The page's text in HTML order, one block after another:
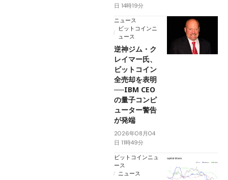
日 14時19分
ニュース
ビットコインニ
ュース
逆神ジム・ク
レイマー氏、
ビットコイン
全売却を表明
──IBM CEO
の量子コンピ
ューター警告
が発端
2026年08月04
日 11時49分
ビットコインニュ
ース
ニュース